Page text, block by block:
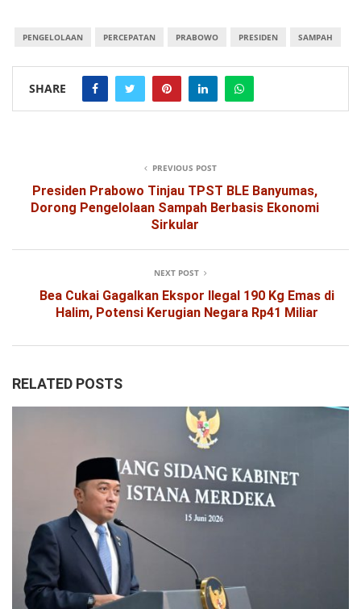
PENGELOLAAN PERCEPATAN PRABOWO PRESIDEN SAMPAH
SHARE
PREVIOUS POST
Presiden Prabowo Tinjau TPST BLE Banyumas,
Dorong Pengelolaan Sampah Berbasis Ekonomi
Sirkular
NEXT POST
Bea Cukai Gagalkan Ekspor Ilegal 190 Kg Emas di
Halim, Potensi Kerugian Negara Rp41 Miliar
RELATED POSTS